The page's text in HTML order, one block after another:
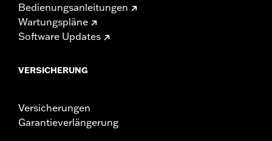
Bedienungsanleitungen
Wartungspläne
Software Updates
VERSICHERUNG
Versicherungen
Garantieverlängerung